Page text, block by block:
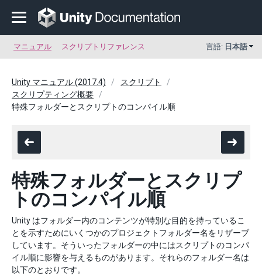
マニュアル スクリプトリファレンス 言語: 日本語
Unity マニュアル (2017.4)
スクリプト
スクリプティング概要
特殊フォルダーとスクリプトのコンパイル順
特殊フォルダーとスクリプ
トのコンパイル順
Unity はフォルダー内のコンテンツが特別な目的を持っているこ
とを示すためにいくつかのプロジェクトフォルダー名をリザーブ
しています。そういったフォルダーの中にはスクリプトのコンパ
イル順に影響を与えるものがあります。それらのフォルダー名は
以下のとおりです。